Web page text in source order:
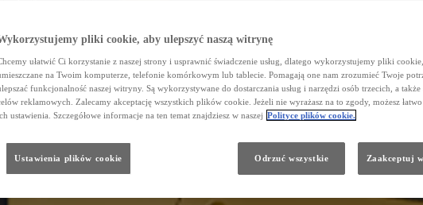
pliki cookie, aby ulepszyć naszą witrynę
ułatwić Ci korzystanie z naszej strony i usprawnić świadczenie usług, dlatego wykorzystujemy pliki
na Twoim komputerze, telefonie komórkowym lub tablecie. Pomagają one nam zrozumieć Twoje
funkcjonalność naszej witryny. Są wykorzystywane do dostarczania usług i narzędzi osób trzecich, a także
reklamowych. Zalecamy akceptację wszystkich plików cookie. Jeżeli nie wyrażasz na to zgody, możesz
ustawienia. Szczegółowe informacje na ten temat znajdziesz w naszej Polityce plików cookie.
Ustawienia plików cookie Odrzuć wszystkie Zaakceptuj